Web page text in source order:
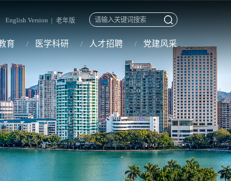
English Version 老年版
育 医学科研 人才招聘 党建风采